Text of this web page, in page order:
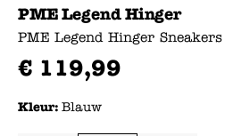
PME Legend Hinger
PME Legend Hinger
€ 119,99
Kleur: Blauw